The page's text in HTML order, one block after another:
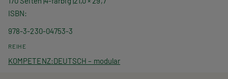
ISBN
978-3-230-04753-3
REIHE
KOMPETENZ:DEUTSCH – modular